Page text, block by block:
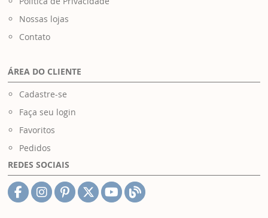
Nossas lojas
Contato
ÁREA DO CLIENTE
Cadastre-se
Faça seu login
Favoritos
Pedidos
REDES SOCIAIS